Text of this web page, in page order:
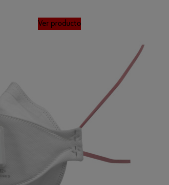
Ver producto